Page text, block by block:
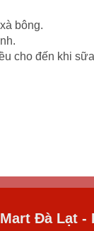
bông.
cho đến khi
Đà Lạt -